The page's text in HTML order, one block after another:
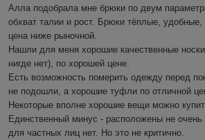
Алла подобрала мне брюки по двум
обхват талии и рост. Брюки тёплые,
цена ниже рыночной.
Нашли для меня хорошие качественные
нигде нет), по хорошей цене.
Есть возможность померить одежду перед
не подошли, а хорошие туфли по отличной
Некоторые вполне хорошие вещи можно
Единственный минус - расположены не очень
для частных лиц нет. Но это не критично.